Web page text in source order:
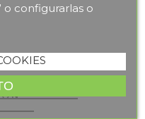
o configurarlas o
TAMBIÉNfavorite_border